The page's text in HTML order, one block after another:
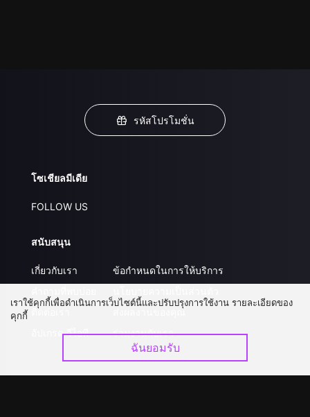
รหัสโปรโมชั่น
โซเชียลมีเดีย
FOLLOW US
สนับสนุน
เกี่ยวกับเรา
ติดต่อเรา
อัปเกรด วีไอพี
ข้อกำหนดในการให้บริการ
ส่งผลงานของคุณ
ร่วมงานกับเรา
เราใช้คุกกี้เพื่อดำเนินการเว็บไซต์นี้และปรับปรุงการใช้งาน รายละเอียดของ
คุกกี้
ฉันยอมรับ